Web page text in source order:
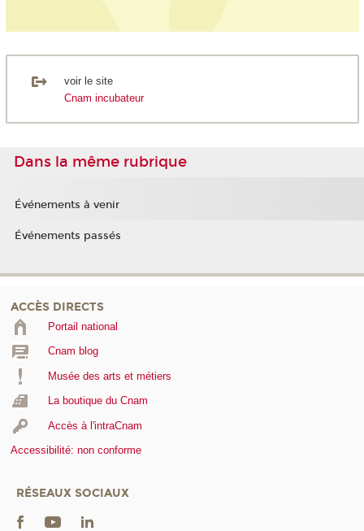
voir le site
Cnam incubateur
Dans la même rubrique
Événements à venir
Événements passés
ACCÈS DIRECTS
Portail national
Cnam blog
Musée des arts et métiers
La boutique du Cnam
Accès à l'intraCnam
Accessibilité: non conforme
RÉSEAUX SOCIAUX